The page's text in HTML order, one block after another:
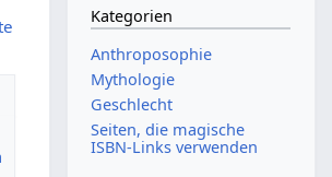
Kategorien
Anthroposophie
Mythologie
Geschlecht
Seiten, die magische
ISBN-Links verwenden